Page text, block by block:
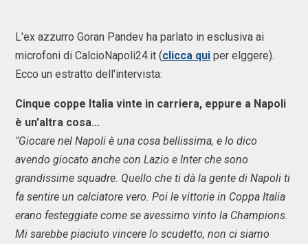
L'ex azzurro Goran Pandev ha parlato in esclusiva ai
microfoni di CalcioNapoli24.it (clicca qui per elggere).
Ecco un estratto dell'intervista:
Cinque coppe Italia vinte in carriera, eppure a Napoli
è un'altra cosa...
"Giocare nel Napoli è una cosa bellissima, e lo dico
avendo giocato anche con Lazio e Inter che sono
grandissime squadre. Quello che ti dà la gente di Napoli ti
fa sentire un calciatore vero. Poi le vittorie in Coppa Italia
erano festeggiate come se avessimo vinto la Champions.
Mi sarebbe piaciuto vincere lo scudetto, non ci siamo